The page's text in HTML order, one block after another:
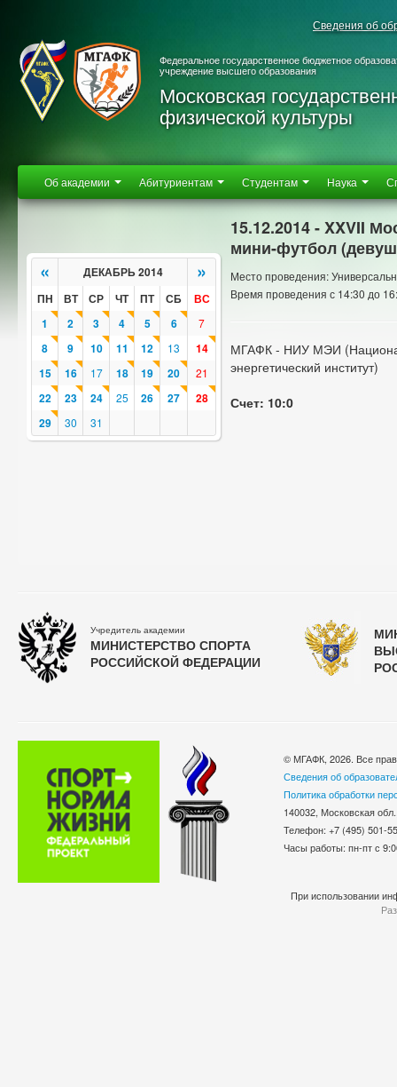
Сведения об
Федеральное государственное бюджетное
учреждение высшего образования
Московская
физической культуры
Об академии Абитуриентам Студентам Наука
« ДЕКАБРЬ 2014 »
ПН ВТ СР ЧТ ПТ СБ
ВС
1
2 3 4 5 6 7
8 9 10 11 12 13
14
15
16 17 18 19 20 21
22 23 24 25 26 27
28
29
30 31
15.12.2014 - XXVII
мини-футбол
Место проведения:
Время проведения с 14:30 до
МГАФК - НИУ МЭИ
энергетический институт)
Счет: 10:0
Учредитель академии
МИНИСТЕРСТВО СПОРТА
РОССИЙСКОЙ ФЕДЕРАЦИИ
© МГАФК, 2026. Все
Сведения об
Политика обработки
140032, Московская
Телефон: +7 (495)
Часы работы: пн-пт с
При использовании